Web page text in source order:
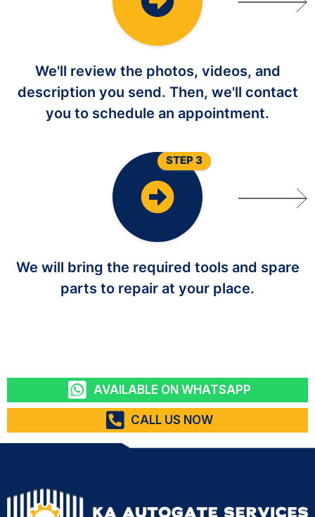
We'll review the photos, videos, and
description you send. Then, we'll contact
you to schedule an appointment.
We will bring the required tools and spare
parts to repair at your place.
STEP 3
AVAILABLE ON WHATSAPP
CALL US NOW